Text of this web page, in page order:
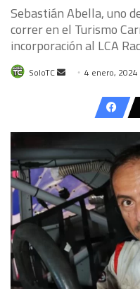
Sebastián Abella, uno
correr en el Turismo
incorporación al LCA
SoloTC
Send 4 enero, 2024